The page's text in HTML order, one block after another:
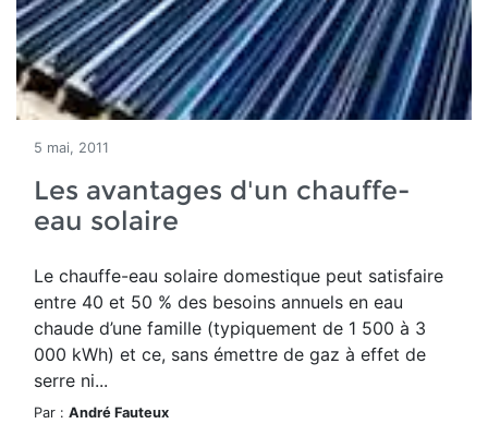
5 mai, 2011
Les avantages d'un chauffe-
eau solaire
Le chauffe-eau solaire domestique peut satisfaire
entre 40 et 50 % des besoins annuels en eau
chaude d’une famille (typiquement de 1 500 à 3
000 kWh) et ce, sans émettre de gaz à effet de
serre ni...
Par : André Fauteux